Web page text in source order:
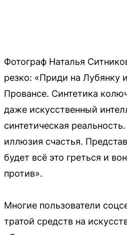
Фотограф Наталья
резко: «Приди на Лубянку
Провансе. Синтетика
даже искусственный
синтетическая
иллюзия счастья.
будет всё это греться и
против».
Многие пользователи
тратой средств на